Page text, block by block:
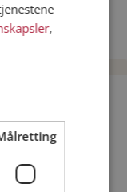
,